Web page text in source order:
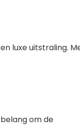
luxe uitstraling.
om de